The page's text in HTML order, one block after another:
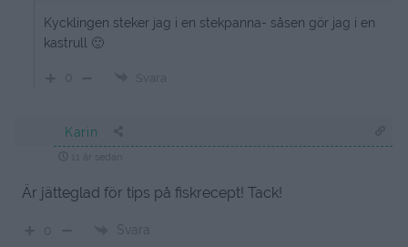
Kycklingen steker jag i en stekpanna- såsen gör jag i en
kastrull 🙂
Svara
Karin
11 år sedan
Är jätteglad för tips på fiskrecept! Tack!
Svara